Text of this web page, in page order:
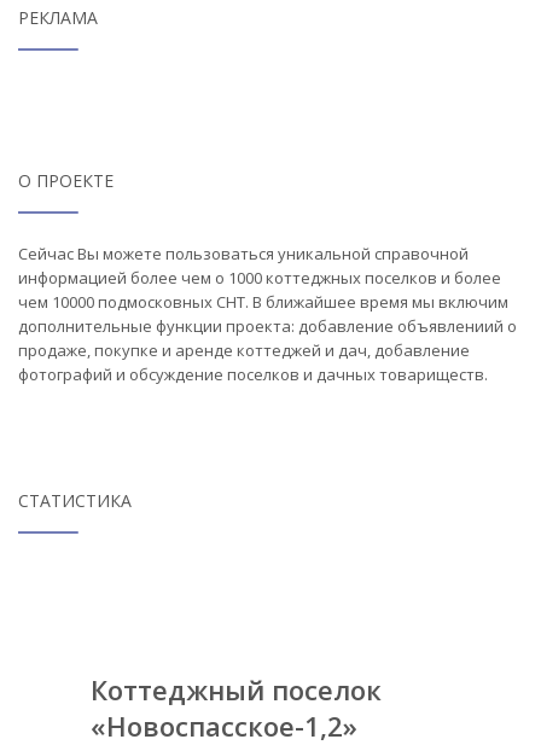
РЕКЛАМА
О ПРОЕКТЕ
Сейчас Вы можете пользоваться уникальной справочной
информацией более чем о 1000 коттеджных поселков и более
чем 10000 подмосковных СНТ. В ближайшее время мы включим
дополнительные функции проекта: добавление объявлениий о
продаже, покупке и аренде коттеджей и дач, добавление
фотографий и обсуждение поселков и дачных товариществ.
СТАТИСТИКА
Коттеджный поселок
«Новоспасское-1,2»